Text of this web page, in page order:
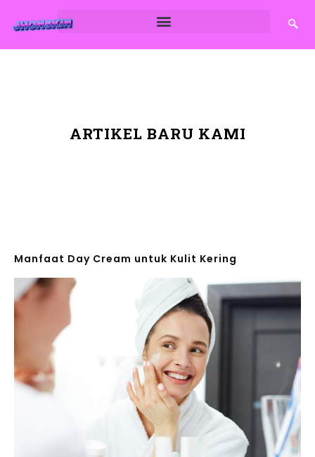
ARTIKEL BARU KAMI
Manfaat Day Cream untuk Kulit Kering